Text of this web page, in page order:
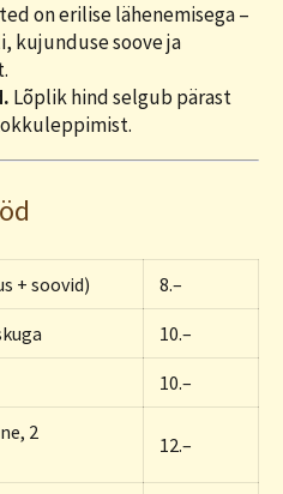
on erilise lähenemisega –
kujunduse soove ja
Lõplik hind selgub pärast
+ soovid) 8.–
10.–
10.–
2
12.–